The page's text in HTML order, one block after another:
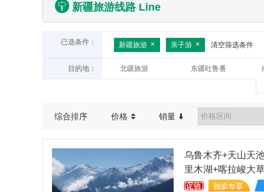
新疆旅游线路 Line
已选条件： 新疆旅游 亲子游 清空筛选条件
目的地： 北疆旅游 东疆吐鲁番
综合排序 价格 销量
乌鲁木齐+天山天
里木湖+喀拉峻大
rumqi + Tianshan